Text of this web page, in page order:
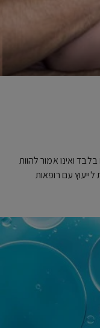
ואינו אמור להוות
לייעוץ עם רופאות